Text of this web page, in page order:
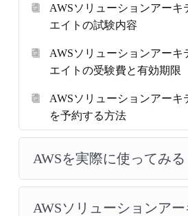
AWSソリューションアーキ
エイトの試験内容
AWSソリューションアーキ
エイトの受験費と有効期限
AWSソリューションアーキ
を予約する方法
AWSを実際に使ってみる
AWSソリューションア